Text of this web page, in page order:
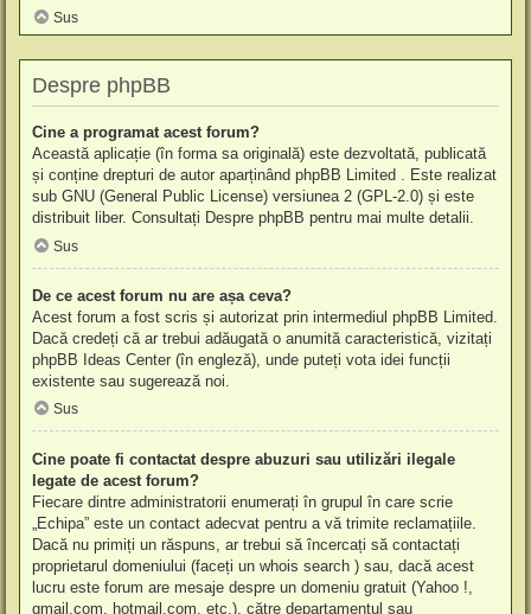
Sus
Despre phpBB
Cine a programat acest forum?
Această aplicație (în forma sa originală) este dezvoltată, publicată
și conține drepturi de autor aparținând phpBB Limited . Este realizat
sub GNU (General Public License) versiunea 2 (GPL-2.0) și este
distribuit liber. Consultați Despre phpBB pentru mai multe detalii.
Sus
De ce acest forum nu are așa ceva?
Acest forum a fost scris și autorizat prin intermediul phpBB Limited.
Dacă credeți că ar trebui adăugată o anumită caracteristică, vizitați
phpBB Ideas Center (în engleză), unde puteți vota idei funcții
existente sau sugerează noi.
Sus
Cine poate fi contactat despre abuzuri sau utilizări ilegale
legate de acest forum?
Fiecare dintre administratorii enumerați în grupul în care scrie
„Echipa” este un contact adecvat pentru a vă trimite reclamațiile.
Dacă nu primiți un răspuns, ar trebui să încercați să contactați
proprietarul domeniului (faceți un whois search ) sau, dacă acest
lucru este forum are mesaje despre un domeniu gratuit (Yahoo !,
gmail.com, hotmail.com, etc.), către departamentul sau